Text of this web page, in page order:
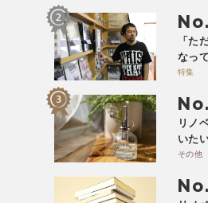
No.
「た
なっ
特集
No.
リノ
いた
その他
No.